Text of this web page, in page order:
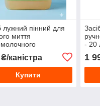
лужний пінний для
миття
каністра
Купити
- 20
1